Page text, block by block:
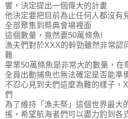
響，決定提出一個偉大的計畫
他決定要把目前為止任何人都沒有
全部聚集到祭典會場裡面
這個數量，竟然要50萬條魚!
漁夫們對於XXX的幹勁雖然非常認
難
畢業50萬條魚是非常大的數量，在
全員出動捕魚也無法確定是否能準
不忍心見到夫們這麼為難的樣子，
們
為了維持「漁夫祭」這個世界最大
搖，希望航海者們可以盡力釣到各